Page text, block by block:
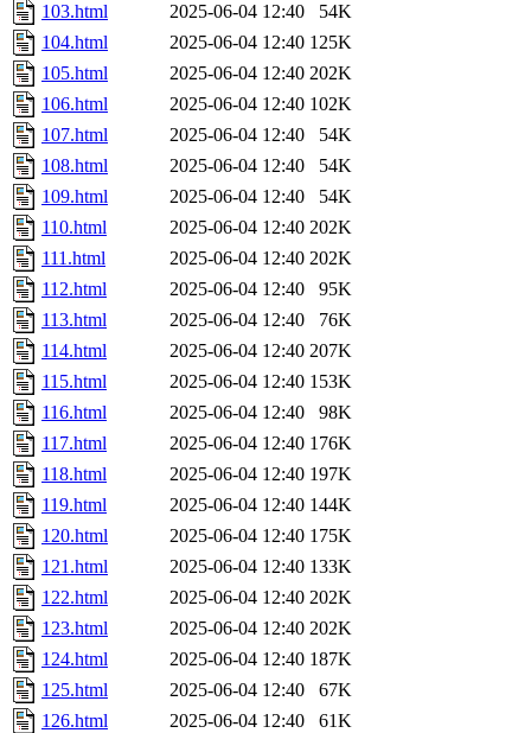
103.html
2025-06-04 12:40
54K
104.html
2025-06-04 12:40 125K
105.html
2025-06-04 12:40 202K
106.html
2025-06-04 12:40 102K
107.html
2025-06-04 12:40
54K
108.html
2025-06-04 12:40
54K
109.html
2025-06-04 12:40
54K
110.html
2025-06-04 12:40 202K
111.html
2025-06-04 12:40 202K
112.html
2025-06-04 12:40
95K
113.html
2025-06-04 12:40
76K
114.html
2025-06-04 12:40 207K
115.html
2025-06-04 12:40 153K
116.html
2025-06-04 12:40
98K
117.html
2025-06-04 12:40 176K
118.html
2025-06-04 12:40 197K
119.html
2025-06-04 12:40 144K
120.html
2025-06-04 12:40 175K
121.html
2025-06-04 12:40 133K
122.html
2025-06-04 12:40 202K
123.html
2025-06-04 12:40 202K
124.html
2025-06-04 12:40 187K
125.html
2025-06-04 12:40
67K
126.html
2025-06-04 12:40
61K